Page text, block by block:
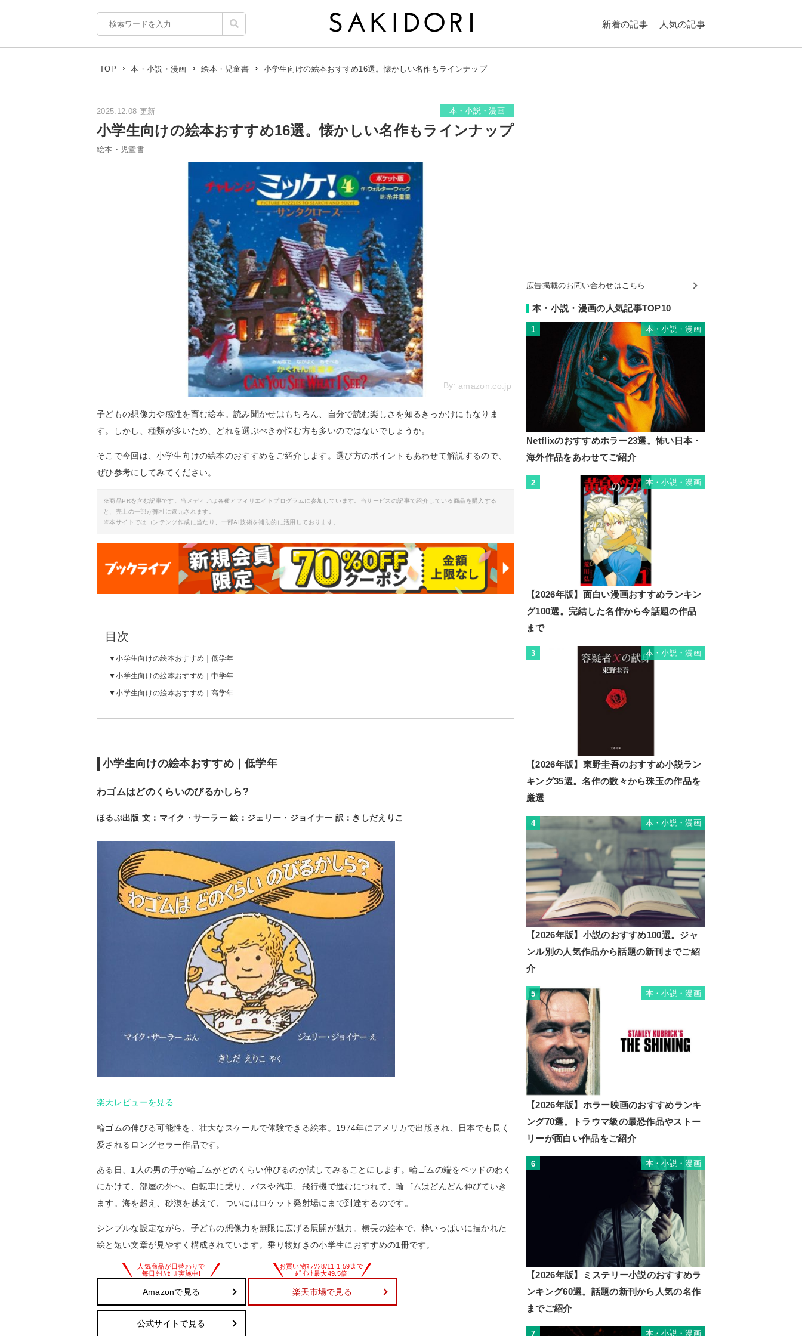
新着の記事 人気の記事
TOP 本・小説・漫画 絵本・児童書 小学生向けの絵本おすすめ16選。懐かしい名作もラインナップ
2025.12.08 更新 本・小説・漫画
小学生向けの絵本おすすめ16選。懐かしい名作もラインナップ
絵本・児童書
By: amazon.co.jp
子どもの想像力や感性を育む絵本。読み聞かせはもちろん、自分で読む楽しさを知るきっかけにもなりま
す。しかし、種類が多いため、どれを選ぶべきか悩む方も多いのではないでしょうか。
そこで今回は、小学生向けの絵本のおすすめをご紹介します。選び方のポイントもあわせて解説するので、
ぜひ参考にしてみてください。
※商品PRを含む記事です。当メディアは各種アフィリエイトプログラムに参加しています。当サービスの記事で紹介している商品を購入する
と、売上の一部が弊社に還元されます。
※本サイトではコンテンツ作成に当たり、一部AI技術を補助的に活用しております。
目次
小学生向けの絵本おすすめ｜低学年
小学生向けの絵本おすすめ｜中学年
小学生向けの絵本おすすめ｜高学年
小学生向けの絵本おすすめ｜低学年
わゴムはどのくらいのびるかしら?
ほるぷ出版 文：マイク・サーラー 絵：ジェリー・ジョイナー 訳：きしだえりこ
楽天レビューを見る
輪ゴムの伸びる可能性を、壮大なスケールで体験できる絵本。1974年にアメリカで出版され、日本でも長く
愛されるロングセラー作品です。
ある日、1人の男の子が輪ゴムがどのくらい伸びるのか試してみることにします。輪ゴムの端をベッドのわく
にかけて、部屋の外へ。自転車に乗り、バスや汽車、飛行機で進むにつれて、輪ゴムはどんどん伸びていき
ます。海を超え、砂漠を越えて、ついにはロケット発射場にまで到達するのです。
シンプルな設定ながら、子どもの想像力を無限に広げる展開が魅力。横長の絵本で、枠いっぱいに描かれた
絵と短い文章が見やすく構成されています。乗り物好きの小学生におすすめの1冊です。
Amazonで見る 楽天市場で見る
公式サイトで見る
広告掲載のお問い合わせはこちら
本・小説・漫画の人気記事TOP10
1 本・小説・漫画
Netflixのおすすめホラー23選。怖い日本・
海外作品をあわせてご紹介
2 本・小説・漫画
【2026年版】面白い漫画おすすめランキン
グ100選。完結した名作から今話題の作品
まで
3 本・小説・漫画
【2026年版】東野圭吾のおすすめ小説ラン
キング35選。名作の数々から珠玉の作品を
厳選
4 本・小説・漫画
【2026年版】小説のおすすめ100選。ジャ
ンル別の人気作品から話題の新刊までご紹
介
5 本・小説・漫画
【2026年版】ホラー映画のおすすめランキ
ング70選。トラウマ級の最恐作品やストー
リーが面白い作品をご紹介
6 本・小説・漫画
【2026年版】ミステリー小説のおすすめラ
ンキング60選。話題の新刊から人気の名作
までご紹介
7 本・小説・漫画